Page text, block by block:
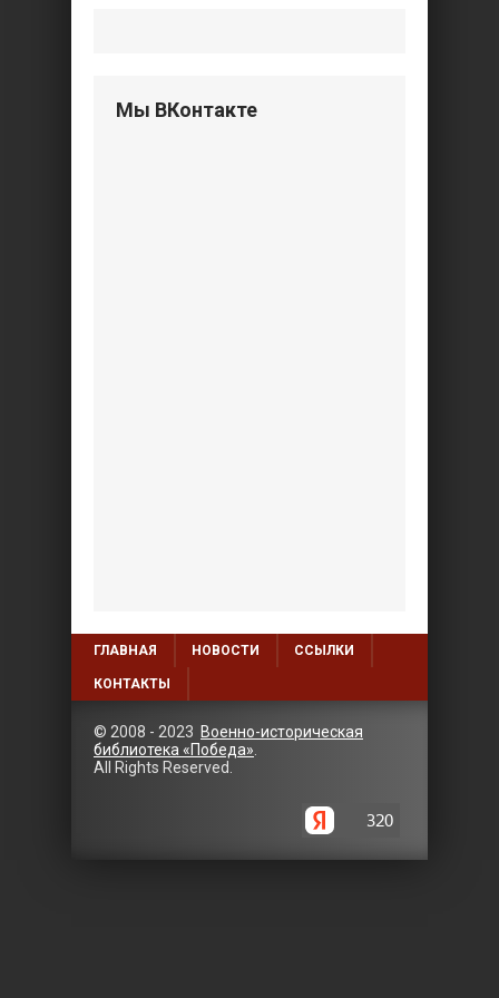
Мы ВКонтакте
ГЛАВНАЯ НОВОСТИ ССЫЛКИ
КОНТАКТЫ
© 2008 - 2023 Военно-историческая
библиотека «Победа»
All Rights Reserved.